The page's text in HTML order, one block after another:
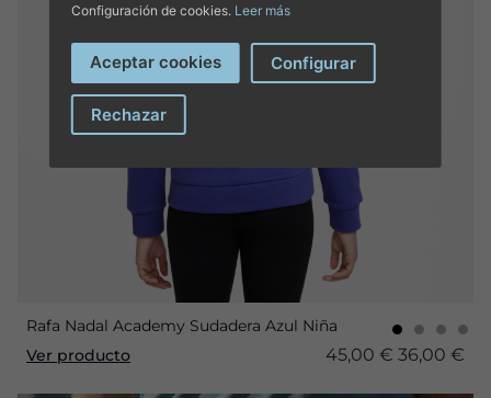
Rafa Nadal Academy Sudadera Azul Niña
Ver producto
45,00 € 36,00 €
Configuración de cookies. Leer más
Aceptar cookies Configurar
Rechazar